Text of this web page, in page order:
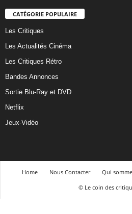
CATÉGORIE POPULAIRE
Les Critiques
Les Actualités Cinéma
Les Critiques Rétro
Bandes Annonces
Sortie Blu-Ray et DVD
Netflix
Jeux-Vidéo
Home Nous Contacter Qui
© Le coin des